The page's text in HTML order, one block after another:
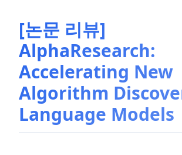
[논문 리뷰]
AlphaResearch:
Accelerating New
Algorithm
Language Models